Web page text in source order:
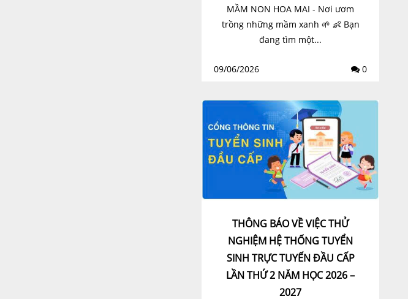
MẦM NON HOA MAI - Nơi ươm
trồng những mầm xanh 🌱 👶 Bạn
đang tìm một...
09/06/2026 0
THÔNG BÁO VỀ VIỆC THỬ
NGHIỆM HỆ THỐNG TUYỂN
SINH TRỰC TUYẾN ĐẦU CẤP
LẦN THỨ 2 NĂM HỌC 2026 –
2027